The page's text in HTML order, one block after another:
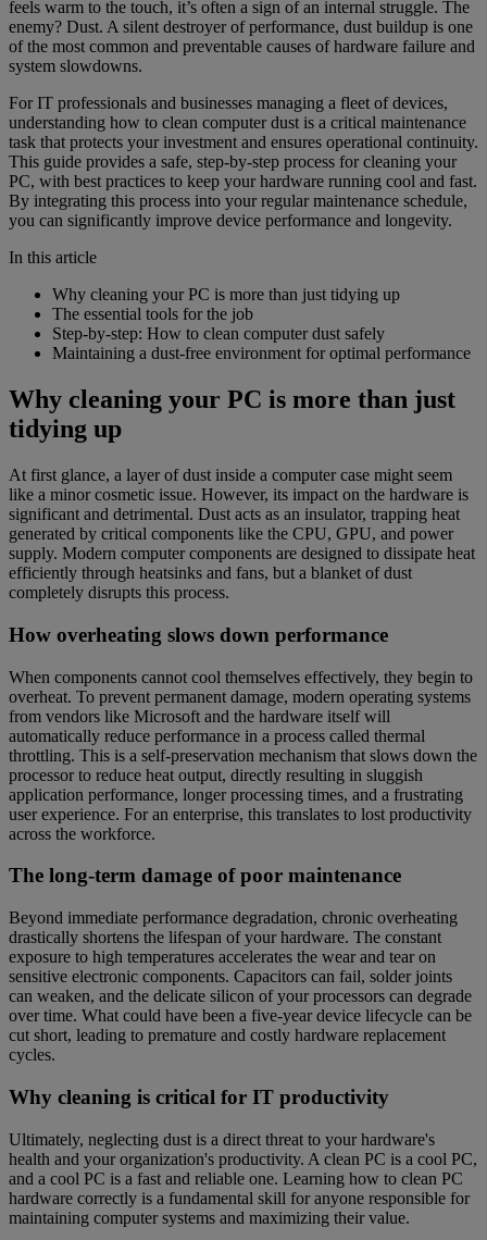
feels warm to the touch, it’s often a sign of an internal struggle. The
enemy? Dust. A silent destroyer of performance, dust buildup is one
of the most common and preventable causes of hardware failure and
system slowdowns.
For IT professionals and businesses managing a fleet of devices,
understanding how to clean computer dust is a critical maintenance
task that protects your investment and ensures operational continuity.
This guide provides a safe, step-by-step process for cleaning your
PC, with best practices to keep your hardware running cool and fast.
By integrating this process into your regular maintenance schedule,
you can significantly improve device performance and longevity.
In this article
Why cleaning your PC is more than just tidying up
The essential tools for the job
Step-by-step: How to clean computer dust safely
Maintaining a dust-free environment for optimal performance
Why cleaning your PC is more than just
tidying up
At first glance, a layer of dust inside a computer case might seem
like a minor cosmetic issue. However, its impact on the hardware is
significant and detrimental. Dust acts as an insulator, trapping heat
generated by critical components like the CPU, GPU, and power
supply. Modern computer components are designed to dissipate heat
efficiently through heatsinks and fans, but a blanket of dust
completely disrupts this process.
How overheating slows down performance
When components cannot cool themselves effectively, they begin to
overheat. To prevent permanent damage, modern operating systems
from vendors like Microsoft and the hardware itself will
automatically reduce performance in a process called thermal
throttling. This is a self-preservation mechanism that slows down the
processor to reduce heat output, directly resulting in sluggish
application performance, longer processing times, and a frustrating
user experience. For an enterprise, this translates to lost productivity
across the workforce.
The long-term damage of poor maintenance
Beyond immediate performance degradation, chronic overheating
drastically shortens the lifespan of your hardware. The constant
exposure to high temperatures accelerates the wear and tear on
sensitive electronic components. Capacitors can fail, solder joints
can weaken, and the delicate silicon of your processors can degrade
over time. What could have been a five-year device lifecycle can be
cut short, leading to premature and costly hardware replacement
cycles.
Why cleaning is critical for IT productivity
Ultimately, neglecting dust is a direct threat to your hardware's
health and your organization's productivity. A clean PC is a cool PC,
and a cool PC is a fast and reliable one. Learning how to clean PC
hardware correctly is a fundamental skill for anyone responsible for
maintaining computer systems and maximizing their value.